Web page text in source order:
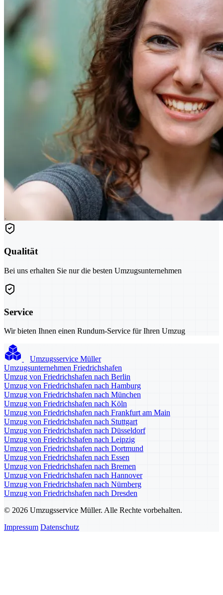
Qualität
Bei uns erhalten Sie nur die besten Umzugsunternehmen
Service
Wir bieten Ihnen einen Rundum-Service für Ihren Umzug
Umzugsservice Müller
Umzugsunternehmen Friedrichshafen
Umzug von Friedrichshafen nach Berlin
Umzug von Friedrichshafen nach Hamburg
Umzug von Friedrichshafen nach München
Umzug von Friedrichshafen nach Köln
Umzug von Friedrichshafen nach Frankfurt am Main
Umzug von Friedrichshafen nach Stuttgart
Umzug von Friedrichshafen nach Düsseldorf
Umzug von Friedrichshafen nach Leipzig
Umzug von Friedrichshafen nach Dortmund
Umzug von Friedrichshafen nach Essen
Umzug von Friedrichshafen nach Bremen
Umzug von Friedrichshafen nach Hannover
Umzug von Friedrichshafen nach Nürnberg
Umzug von Friedrichshafen nach Dresden
© 2026 Umzugsservice Müller. Alle Rechte vorbehalten.
Impressum Datenschutz